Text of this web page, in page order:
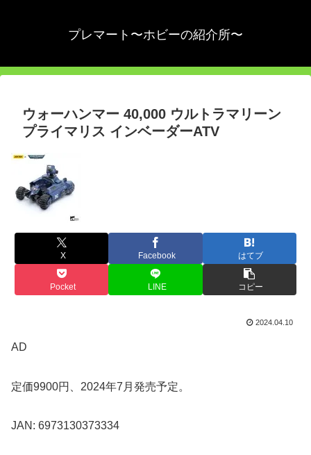
プレマート〜ホビーの紹介所〜
ウォーハンマー 40,000 ウルトラマリーン
プライマリス インベーダーATV
X Facebook はてブ
Pocket LINE コピー
2024.04.10
AD
定価9900円、2024年7月発売予定。
JAN: 6973130373334